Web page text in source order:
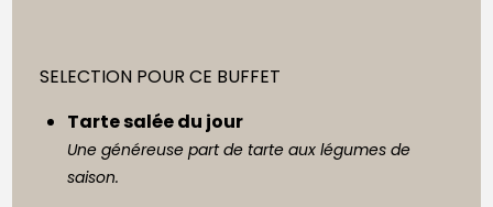
SELECTION POUR CE BUFFET
Tarte salée du jour
Une généreuse part de tarte aux légumes de
saison.